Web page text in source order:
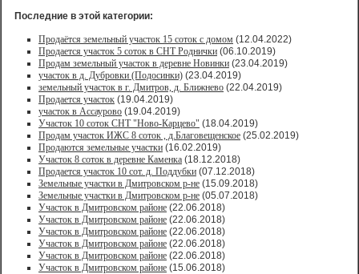
Последние в этой категории:
Продаётся земельный участок 15 соток с домом (12.04.2022)
Продается участок 5 соток в СНТ Роднички (06.10.2019)
Продам земельный участок в деревне Новинки (23.04.2019)
участок в д. Дубровки (Подосинки) (23.04.2019)
земельный участок в г. Дмитров, д. Ближнево (22.04.2019)
Продается участок (19.04.2019)
участок в Ассаурово (19.04.2019)
Участок 10 соток СНТ "Ново-Карцево" (18.04.2019)
Продам участок ИЖС 8 соток , д.Благовещенское (25.02.2019)
Продаются земельные участки (16.02.2019)
Участок 8 соток в деревне Каменка (18.12.2018)
Продается участок 10 сот. д. Поддубки (07.12.2018)
Земельные участки в Дмитровском р-не (15.09.2018)
Земельные участки в Дмитровском р-не (05.07.2018)
Участок в Дмитровском районе (22.06.2018)
Участок в Дмитровском районе (22.06.2018)
Участок в Дмитровском районе (22.06.2018)
Участок в Дмитровском районе (22.06.2018)
Участок в Дмитровском районе (22.06.2018)
Участок в Дмитровском районе (15.06.2018)